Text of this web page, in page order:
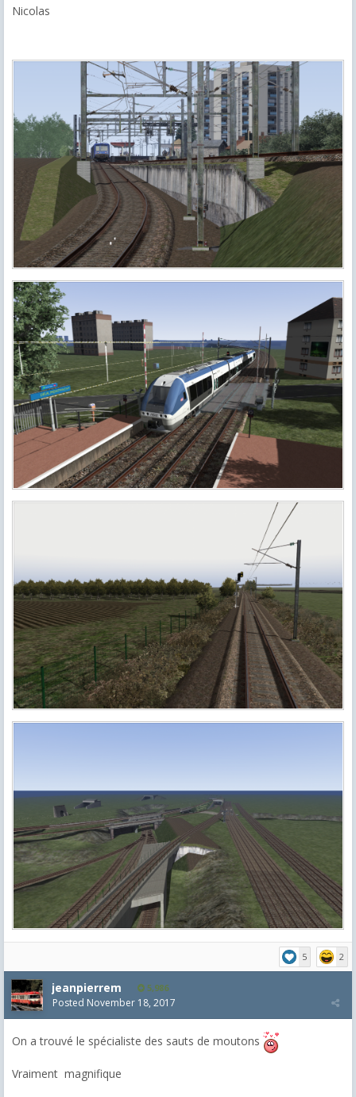
Nicolas
5 2
jeanpierrem 5,986
Posted November 18, 2017
On a trouvé le spécialiste des sauts de moutons
Vraiment magnifique